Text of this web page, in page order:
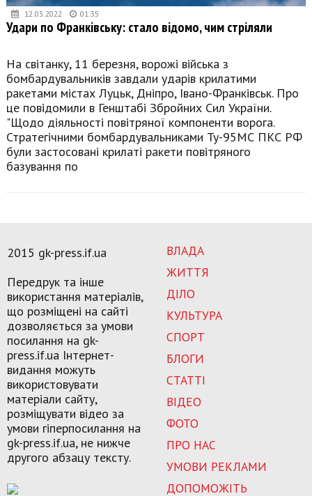
12.03.2022 01:35
Удари по Франківську: стало відомо, чим стріляли
На світанку, 11 березня, ворожі війська з
бомбардувальників завдали ударів крилатими
ракетами містах Луцьк, Дніпро, Івано-Франківськ. Про
це повідомили в Генштабі Збройних Сил України.
"Щодо діяльності повітряної компоненти ворога.
Стратегічними бомбардувальниками Ту-95МС ПКС РФ
були застосовані крилаті ракети повітряного
базування по
ВЛАДА
ЖИТТЯ
ДІЛО
КУЛЬТУРА
СПОРТ
БЛОГИ
СТАТТІ
ВІДЕО
ФОТО
ПРО НАС
УМОВИ РЕКЛАМИ
ДОПОМОЖІТЬ
2015 gk-press.if.ua
Передрук та інше
використання матеріалів,
що розміщені на сайті
дозволяється за умови
посилання на gk-
press.if.ua Інтернет-
видання можуть
використовувати
матеріали сайту,
розміщувати відео за
умови гіперпосилання на
gk-press.if.ua, не нижче
другого абзацу тексту.